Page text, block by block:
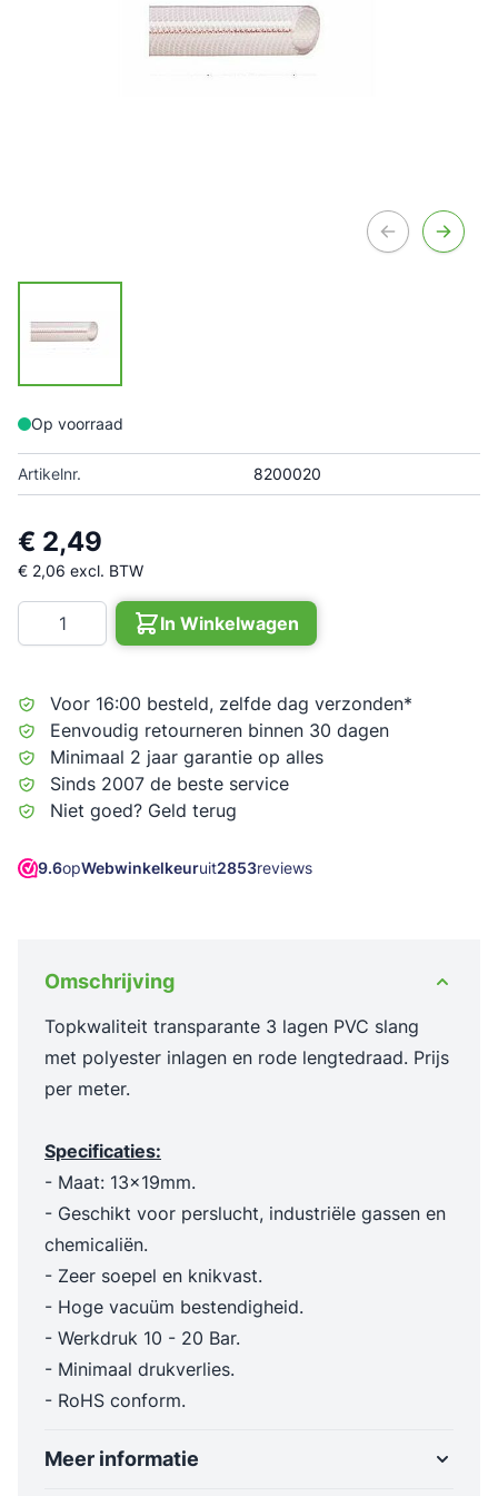
Op voorraad
Artikelnr. 8200020
€ 2,49
€ 2,06 excl. BTW
Aantal
In Winkelwagen
Voor 16:00 besteld, zelfde dag verzonden*
Eenvoudig retourneren binnen 30 dagen
Minimaal 2 jaar garantie op alles
Sinds 2007 de beste service
Niet goed? Geld terug
9.6opWebwinkelkeuruit2853reviews
Omschrijving
Topkwaliteit transparante 3 lagen PVC slang
met polyester inlagen en rode lengtedraad. Prijs
per meter.
Specificaties:
- Maat: 13x19mm.
- Geschikt voor perslucht, industriële gassen en
chemicaliën.
- Zeer soepel en knikvast.
- Hoge vacuüm bestendigheid.
- Werkdruk 10 - 20 Bar.
- Minimaal drukverlies.
- RoHS conform.
Meer informatie